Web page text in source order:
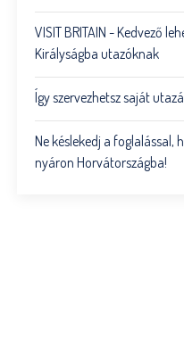
VISIT BRITAIN - Kedvező
Királyságba utazóknak
Így szervezhetsz saját
Ne késlekedj a foglalással,
nyáron Horvátországba!